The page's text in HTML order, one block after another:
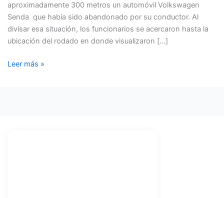
aproximadamente 300 metros un automóvil Volkswagen
Senda que había sido abandonado por su conductor. Al
divisar esa situación, los funcionarios se acercaron hasta la
ubicación del rodado en donde visualizaron […]
Leer más »